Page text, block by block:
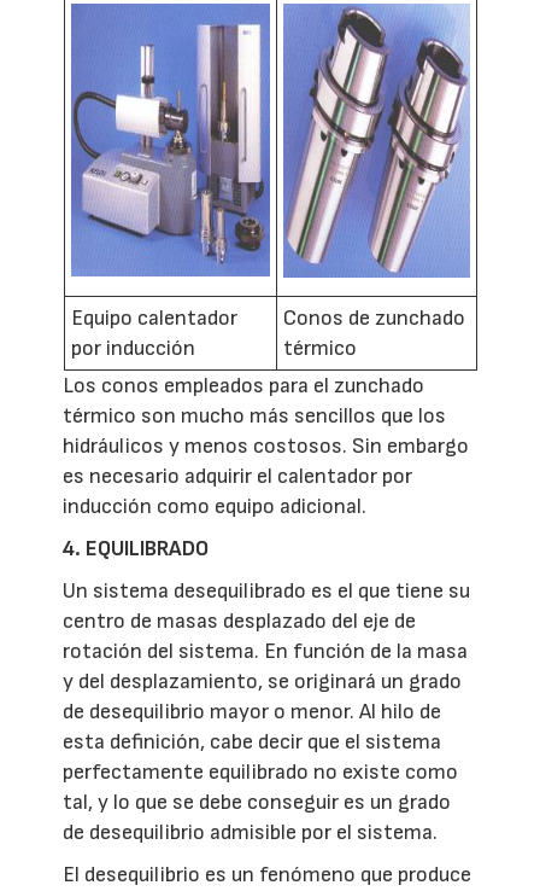
Equipo calentador
por inducción
Conos de zunchado
térmico
Los conos empleados para el zunchado
térmico son mucho más sencillos que los
hidráulicos y menos costosos. Sin embargo
es necesario adquirir el calentador por
inducción como equipo adicional.
4. EQUILIBRADO
Un sistema desequilibrado es el que tiene su
centro de masas desplazado del eje de
rotación del sistema. En función de la masa
y del desplazamiento, se originará un grado
de desequilibrio mayor o menor. Al hilo de
esta definición, cabe decir que el sistema
perfectamente equilibrado no existe como
tal, y lo que se debe conseguir es un grado
de desequilibrio admisible por el sistema.
El desequilibrio es un fenómeno que produce